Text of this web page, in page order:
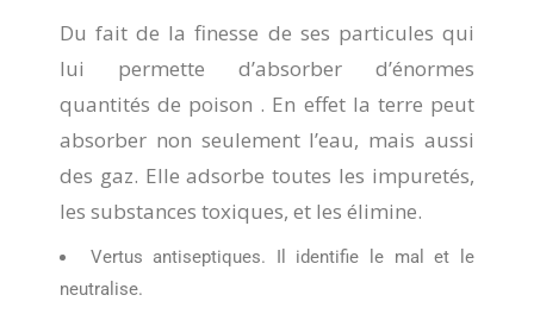
Du fait de la finesse de ses particules qui
lui permette d’absorber d’énormes
quantités de poison . En effet la terre peut
absorber non seulement l’eau, mais aussi
des gaz. Elle adsorbe toutes les impuretés,
les substances toxiques, et les élimine.
Vertus antiseptiques. Il identifie le mal et le
neutralise.